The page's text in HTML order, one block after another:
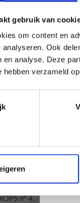
gebruik van
om content en
Ook
en analyse. Deze
hebben verzameld
au groupe de
22, Conte de Fées
4 - en 40 cm et 80 cm.
- en 80 cm.
n° 4.
Wil